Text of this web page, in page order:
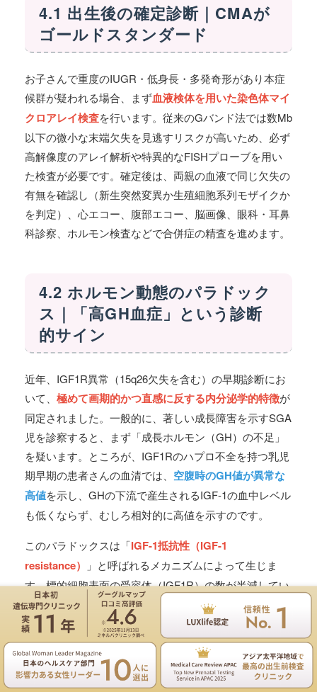
4.1 出生後の確定診断｜CMAが
ゴールドスタンダード
お子さんで重度のIUGR・低身長・多発奇形があり本症
候群が疑われる場合、まず血液検体を用いた染色体マイ
クロアレイ検査を行います。従来のGバンド法では数Mb
以下の微小な末端欠失を見逃すリスクが高いため、必ず
高解像度のアレイ解析や特異的なFISHプローブを用い
た検査が必要です。確定後は、両親の血液で同じ欠失の
有無を確認し（新生突然変異か生殖細胞系列モザイクか
を判定）、心エコー、腹部エコー、脳画像、眼科・耳鼻
科診察、ホルモン検査などで合併症の精査を進めます。
4.2 ホルモン動態のパラドック
ス｜「高GH血症」という診断
的サイン
近年、IGF1R異常（15q26欠失を含む）の早期診断にお
いて、 極めて画期的かつ直感に反する内分泌学的特徴が
同定されました。一般的に、著しい成長障害を示すSGA
児を診察すると、まず「成長ホルモン（GH）の不足」
を疑います。ところが、IGF1Rのハプロ不全を持つ乳児
期早期の患者さんの血清では、 空腹時のGH値が異常な
高値を示し、GHの下流で産生されるIGF-1の血中レベル
も低くならず、むしろ相対的に高値を示すのです。
このパラドックスは「IGF-1抵抗性（IGF-1
resistance）
」と呼ばれるメカニズムによって生じま
す。標的細胞表面の受容体（IGF1R）の数が半減してい
るため、血中に十分なIGF-1があっても組織がシグナル
を検知できず、視床下部・下垂体系が「ホルモンが足り
ない」と判断してGHの分泌を強く促してしまうので
す。
遺伝専門医のNIPT遺伝カウンセリングは無料
お電話 ご予約